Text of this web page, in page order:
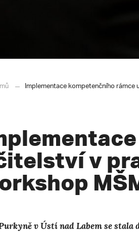
Implementace kompetenčního
v
v Ústí nad Labem se